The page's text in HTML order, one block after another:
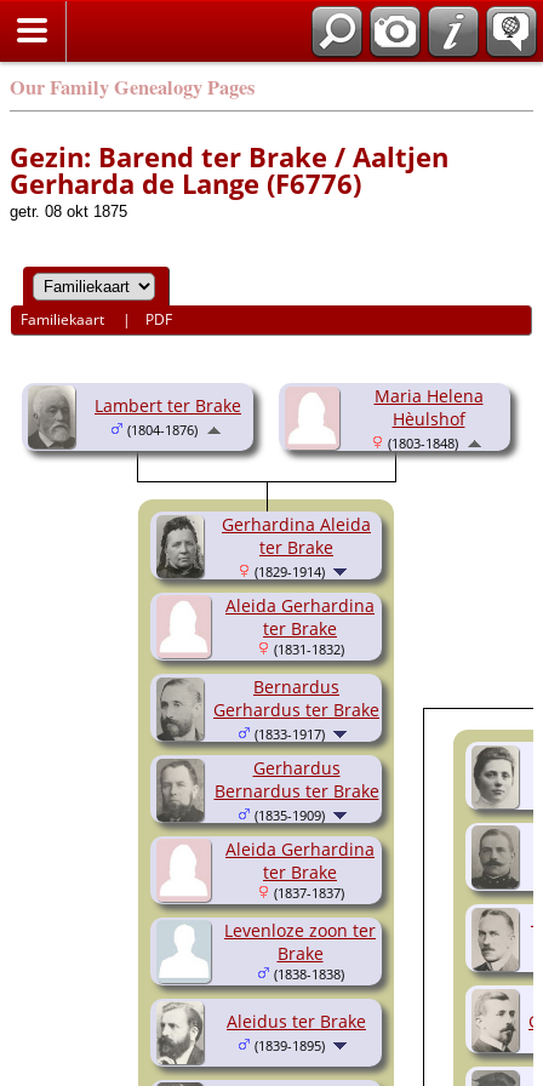
Our Family Genealogy Pages
Gezin: Barend ter Brake / Aaltjen
Gerharda de Lange (F6776)
getr. 08 okt 1875
Familiekaart | PDF
Lambert ter Brake
(1804-1876)
Maria Helena
Hèulshof
(1803-1848)
Gerhardina Aleida
ter Brake
(1829-1914)
Aleida Gerhardina
ter Brake
(1831-1832)
Bernardus
Gerhardus ter Brake
(1833-1917)
Gerhardus
Bernardus ter Brake
(1835-1909)
Aleida Gerhardina
ter Brake
(1837-1837)
Levenloze zoon ter
Brake
(1838-1838)
Aleidus ter Brake
(1839-1895)